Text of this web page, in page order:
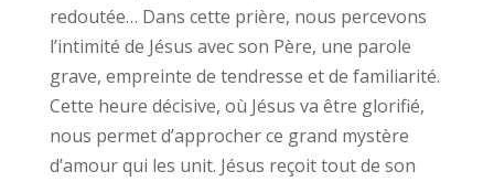
redoutée… Dans cette prière, nous percevons
l’intimité de Jésus avec son Père, une parole
grave, empreinte de tendresse et de familiarité.
Cette heure décisive, où Jésus va être glorifié,
nous permet d’approcher ce grand mystère
d’amour qui les unit. Jésus reçoit tout de son